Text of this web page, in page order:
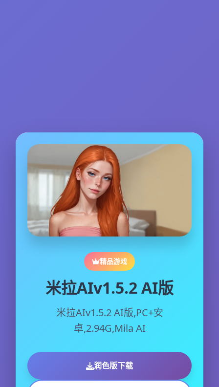
精品游戏
米拉AIv1.5.2 AI版
米拉AIv1.5.2 AI版,PC+安
卓,2.94G,Mila AI
润色版下载